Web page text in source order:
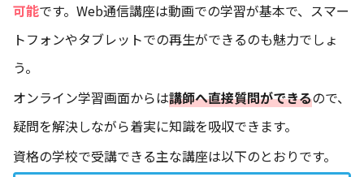
可能です。Web通信講座は動画での学習が基本で、スマー
トフォンやタブレットでの再生ができるのも魅力でしょ
う。
オンライン学習画面からは講師へ直接質問ができるので、
疑問を解決しながら着実に知識を吸収できます。
資格の学校で受講できる主な講座は以下のとおりです。